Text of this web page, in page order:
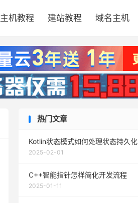
主机教程 建站教程 域名主机
热门文章
Kotlin状态模式如何处理状态持久化
2025-02-01
C++智能指针怎样简化开发流程
2025-01-11